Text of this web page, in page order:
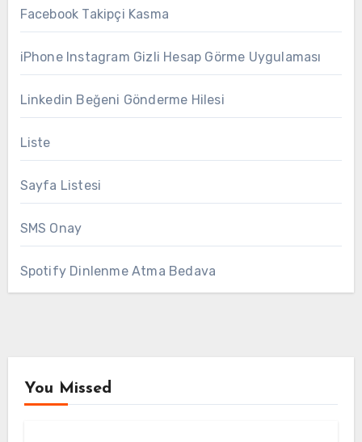
Facebook Takipçi Kasma
iPhone Instagram Gizli Hesap Görme Uygulaması
Linkedin Beğeni Gönderme Hilesi
Liste
Sayfa Listesi
SMS Onay
Spotify Dinlenme Atma Bedava
You Missed